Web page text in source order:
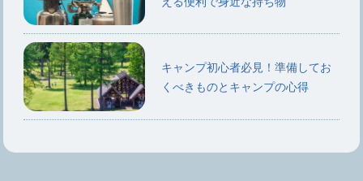
キャンプ初心者必見！準備してお
くべきものとキャンプの心得